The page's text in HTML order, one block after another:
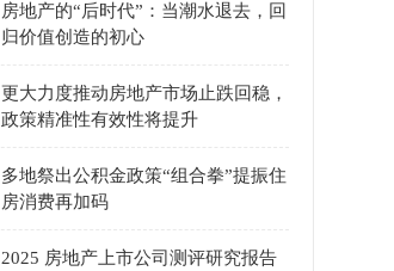
房地产的“后时代”：当潮水退去，回
归价值创造的初心
更大力度推动房地产市场止跌回稳，
政策精准性有效性将提升
多地祭出公积金政策“组合拳”提振住
房消费再加码
2025 房地产上市公司测评研究报告